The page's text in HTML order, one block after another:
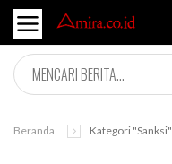
Beranda Kategori "sanksi"